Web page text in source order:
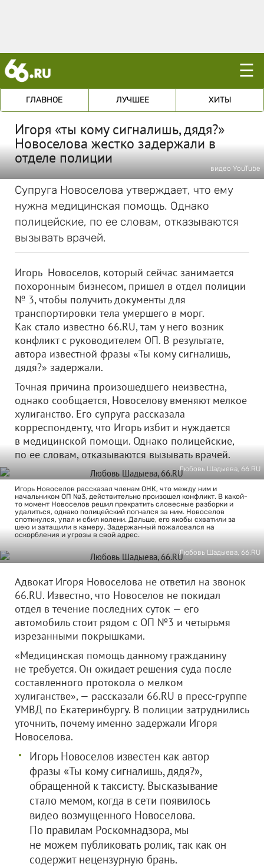
☰
ГЛАВНОЕ ЛУЧШЕЕ ХИТЫ
Игоря «ты кому сигналишь, дядя?»
Новоселова жестко задержали в
отделе полиции
видео YouTube
Супруга Новоселова утверждает, что ему
нужна медицинская помощь. Однако
полицейские, по ее словам, отказываются
вызывать врачей.
Игорь Новоселов, который сейчас занимается
похоронным бизнесом, пришел в отдел полиции
№ 3, чтобы получить документы для
транспортировки тела умершего в морг.
Как стало известно 66.RU, там у него возник
конфликт с руководителем ОП. В результате,
автора известной фразы «Ты кому сигналишь,
дядя?» задержали.
Точная причина произошедшего неизвестна,
однако сообщается, Новоселову вменяют мелкое
хулиганство. Его супруга рассказала
корреспонденту, что Игорь избит и нуждается
в медицинской помощи. Однако полицейские,
по ее словам, отказываются вызывать врачей.
Любовь Шадыева, 66.RU
Игорь Новоселов рассказал членам ОНК, что между ним и
начальником ОП №3, действительно произошел конфликт. В какой-
то момент Новоселов решил прекратить словесные разборки и
удалиться, однако полицейский погнался за ним. Новоселов
споткнулся, упал и сбил колени. Дальше, его якобы схватили за
шею и затащили в камеру. Задержанный пожаловался на
оскорбления и угрозы в свой адрес.
Любовь Шадыева, 66.RU
Адвокат Игоря Новоселова не ответил на звонок
66.RU. Известно, что Новоселов не покидал
отдел в течение последних суток — его
автомобиль стоит рядом с ОП №3 и четырьмя
изрезанными покрышками.
«Медицинская помощь данному гражданину
не требуется. Он ожидает решения суда после
составленного протокола о мелком
хулиганстве», — рассказали 66.RU в пресс-группе
УМВД по Екатеринбургу. В полиции затруднились
уточнить, почему именно задержали Игоря
Новоселова.
Игорь Новоселов известен как автор
фразы «Ты кому сигналишь, дядя?»,
обращенной к таксисту. Высказывание
стало мемом, когда в сети появилось
видео возмущенного Новоселова.
По правилам Роскомнадзора, мы
не можем публиковать ролик, так как он
содержит нецензурную брань.